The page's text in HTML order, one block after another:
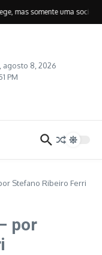
mas somente uma
agosto 8, 2026
PM
Stefano Ribeiro Ferri
por